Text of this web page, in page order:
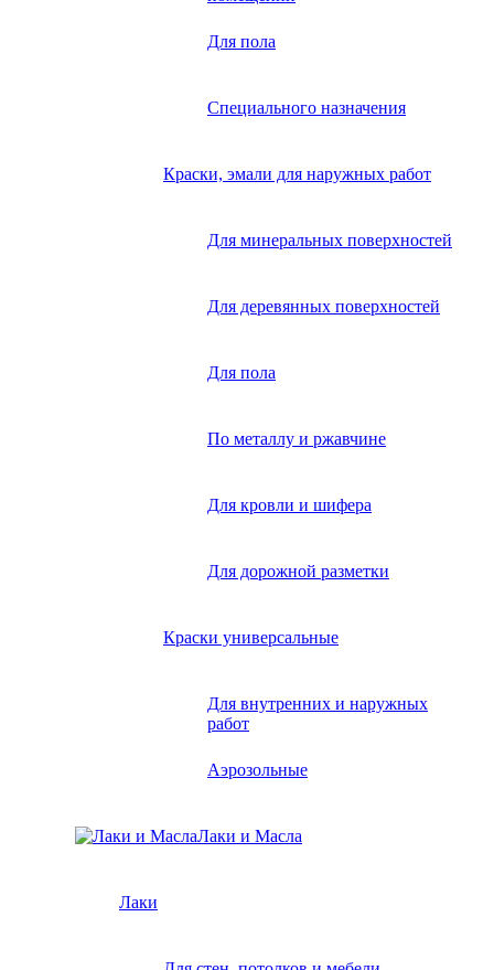
Для пола
Специального назначения
Краски, эмали для наружных работ
Для минеральных поверхностей
Для деревянных поверхностей
Для пола
По металлу и ржавчине
Для кровли и шифера
Для дорожной разметки
Краски универсальные
Для внутренних и наружных
работ
Аэрозольные
Лаки и Масла
Лаки